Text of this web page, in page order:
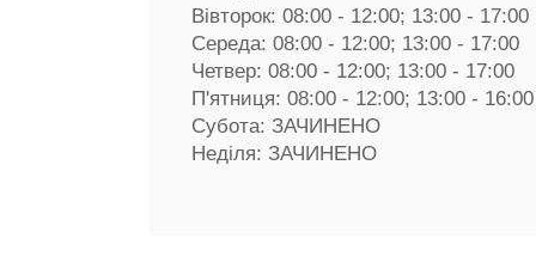
Вівторок: 08:00 - 12:00; 13:00 - 17:00
Середа: 08:00 - 12:00; 13:00 - 17:00
Четвер: 08:00 - 12:00; 13:00 - 17:00
П'ятниця: 08:00 - 12:00; 13:00 - 16:00
Субота: ЗАЧИНЕНО
Неділя: ЗАЧИНЕНО